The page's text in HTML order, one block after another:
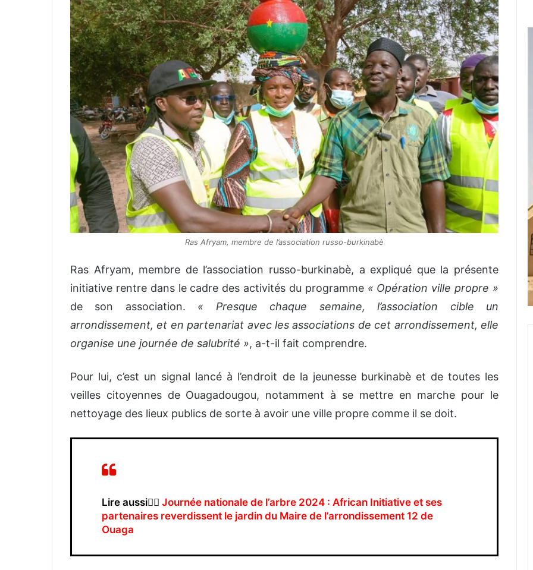
Ras Afryam, membre de l’association russo-burkinabè
Ras Afryam, membre de l’association russo-burkinabè, a expliqué que la présente
initiative rentre dans le cadre des activités du programme « Opération ville propre »
de son association. « Presque chaque semaine, l’association cible un
arrondissement, et en partenariat avec les associations de cet arrondissement, elle
organise une journée de salubrité », a-t-il fait comprendre.
Pour lui, c’est un signal lancé à l’endroit de la jeunesse burkinabè et de toutes les
veilles citoyennes de Ouagadougou, notamment à se mettre en marche pour le
nettoyage des lieux publics de sorte à avoir une ville propre comme il se doit.
Lire aussi👉🏿 Journée nationale de l’arbre 2024 : African Initiative et ses
partenaires reverdissent le jardin du Maire de l’arrondissement 12 de
Ouaga